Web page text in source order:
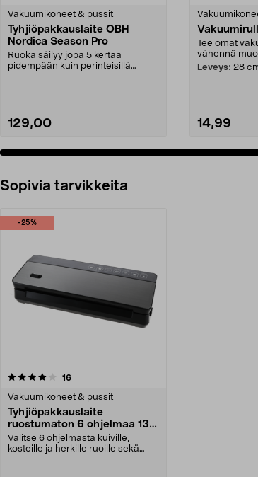
Vakuumikoneet & pussit
Tyhjiöpakkauslaite OBH
Nordica Season Pro
Ruoka säilyy jopa 5 kertaa
pidempään kuin perinteisillä
129,00
Tee omat
vähennä
Leveys: 28
14,99
Sopivia tarvikkeita
-25%
16arvostelut
Vakuumikoneet & pussit
Tyhjiöpakkauslaite
ruostumaton 6 ohjelmaa 130
W 30 cm leveys
Valitse 6 ohjelmasta kuiville,
kosteille ja herkille ruoille sekä